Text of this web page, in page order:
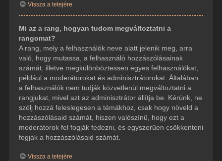
Vissza a tetejére
Mi az a rang, hogyan tudom megváltoztatni a
rangomat?
A rang, mely a felhasználók neve alatt jelenik meg, arra
való, hogy mutassa, a felhasználó hozzászólásainak
számát, illetve megkülönböztessen egyes felhasználókat,
például a moderátorokat és adminisztrátorokat. Általában
a felhasználók nem tudják közvetlenül megváltoztatni a
rangjukat, mivel azt az adminisztrátor állítja be. Kérünk, ne
szólj hozzá feleslegesen a témákhoz, csak hogy növeld a
hozzászólásaid számát, hiszen valószínű, hogy ezt a
moderátorok fel fogják fedezni, és egyszerűen csökkenteni
fogják a hozzászólásaid számát.
Vissza a tetejére